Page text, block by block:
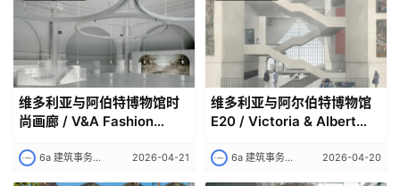
维多利亚与阿伯特博物馆时
尚画廊 / V&A Fashion
｜6a architects
6a 建筑事务所｜6a architects 2026-04-21
维多利亚与阿尔伯特博物馆
E20 / Victoria & Albert
所 6a 建筑事务所｜6a architects 2026-04-20